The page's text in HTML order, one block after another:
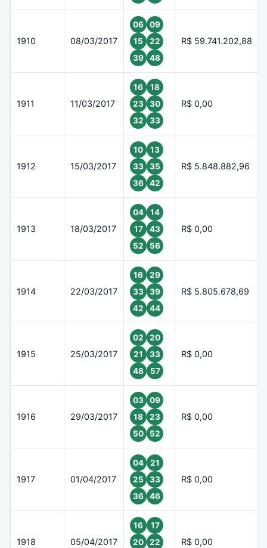
1910 08/03/2017
06
09
15
22
39
48
R$ 59.741.202,88
1911 11/03/2017
16
18
23
30
32
33
R$ 0,00
1912 15/03/2017
10
13
33
35
36
42
R$ 5.848.882,96
1913 18/03/2017
04
14
17
43
52
56
R$ 0,00
1914 22/03/2017
16
29
33
39
42
44
R$ 5.805.678,69
1915 25/03/2017
02
20
21
33
48
57
R$ 0,00
1916 29/03/2017
03
09
18
23
50
52
R$ 0,00
1917 01/04/2017
04
21
25
33
36
46
R$ 0,00
1918 05/04/2017
16
17
20
22
R$ 0,00